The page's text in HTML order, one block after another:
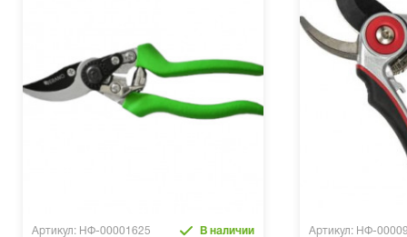
Артикул: НФ-00001625 В наличии Артикул: НФ-